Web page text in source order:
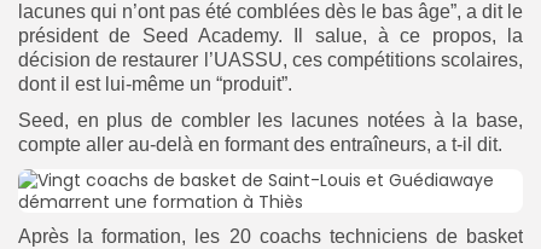
lacunes qui n’ont pas été comblées dès le bas âge”, a dit le
président de Seed Academy. Il salue, à ce propos, la
décision de restaurer l’UASSU, ces compétitions scolaires,
dont il est lui-même un “produit”.
Seed, en plus de combler les lacunes notées à la base,
compte aller au-delà en formant des entraîneurs, a t-il dit.
Après la formation, les 20 coachs techniciens de basket